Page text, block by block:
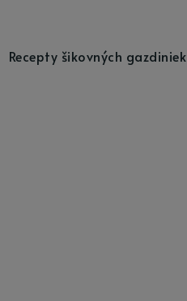
Recepty šikovných gazdiniek